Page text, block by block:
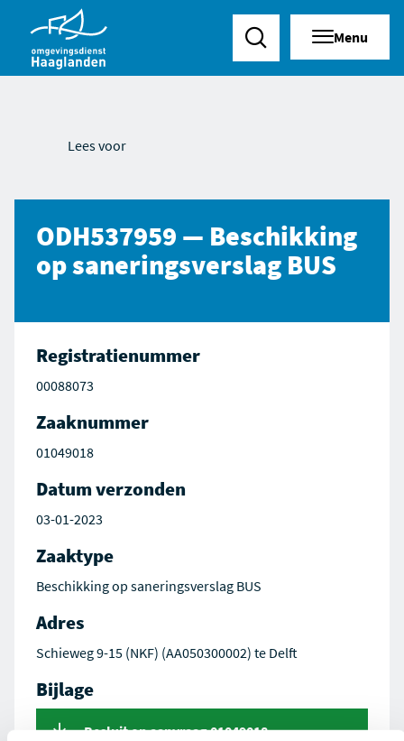
Zoeken Menu
Lees voor
ODH537959 — Beschikking
op saneringsverslag BUS
Registratienummer
00088073
Zaaknummer
01049018
Datum verzonden
03-01-2023
Zaaktype
Beschikking op saneringsverslag BUS
Adres
Schieweg 9-15 (NKF) (AA050300002) te Delft
Bijlage
Besluit op aanvraag 01049018-